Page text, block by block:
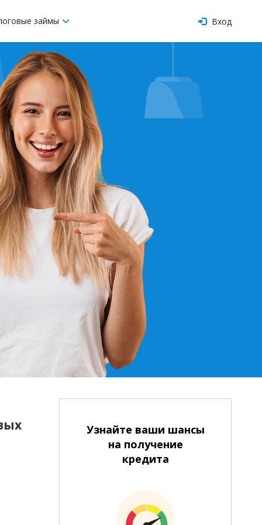
займы Вход
На банковский счет
Узнайте ваши шансы
на получение
кредита